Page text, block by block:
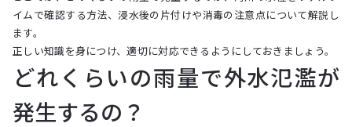
イムで確認する方法、浸水後の片付けや消毒の注意点について解説し
ます。
正しい知識を身につけ、適切に対応できるようにしておきましょう。
どれくらいの雨量で外水氾濫が
発生するの？